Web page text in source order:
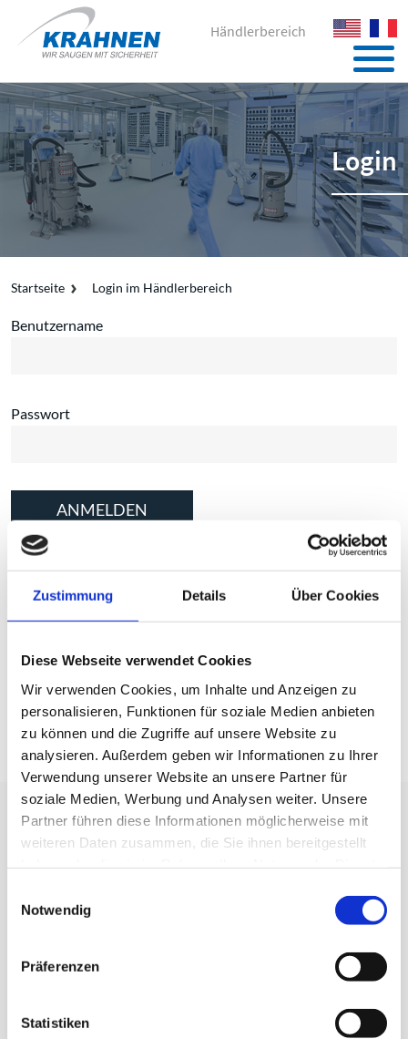
Zustimmung Details Über Cookies
Diese Webseite verwendet Cookies
Wir verwenden Cookies, um Inhalte und Anzeigen zu
personalisieren, Funktionen für soziale Medien anbieten
zu können und die Zugriffe auf unsere Website zu
analysieren. Außerdem geben wir Informationen zu Ihrer
Verwendung unserer Website an unsere Partner für
soziale Medien, Werbung und Analysen weiter. Unsere
Partner führen diese Informationen möglicherweise mit
weiteren Daten zusammen, die Sie ihnen bereitgestellt
Notwendig
Präferenzen
Statistiken
Händlerbereich
Login
Startseite Login im Händlerbereich
Benutzername
Passwort
ANMELDEN
Jetzt Zugangsdaten anfordern!
WIR BERATEN SIE GERNE
Produkte für Instandhaltung und Qualitätssicherung